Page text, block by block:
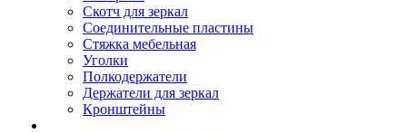
Скотч для зеркал
Соединительные пластины
Стяжка мебельная
Уголки
Полкодержатели
Держатели для зеркал
Кронштейны